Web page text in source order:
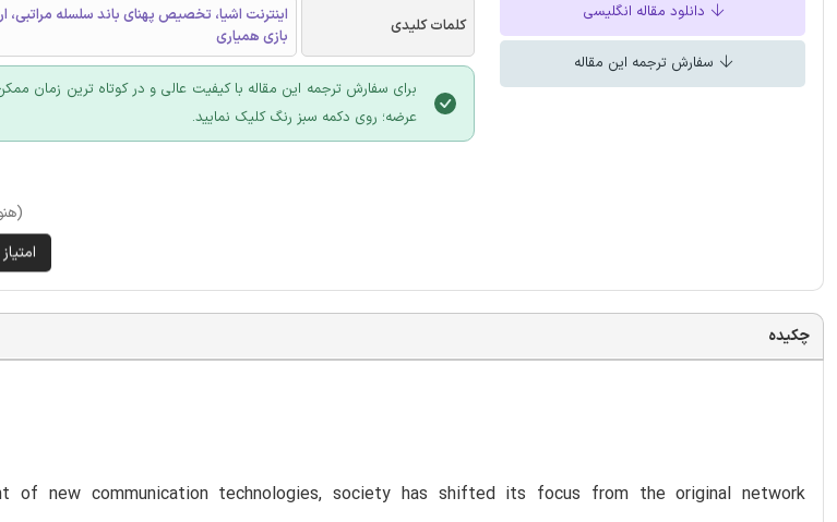
دانلود مقاله انگلیسی
سفارش ترجمه این مقاله
کلمات کلیدی
اینترنت اشیا، تخصیص پهنای باند سلسله
بازی همیاری
برای سفارش ترجمه این مقاله با کیفیت عالی و در کوتاه ترین زمان
عرضه؛ روی دکمه سبز رنگ کلیک نمایید.
چکیده
of new communication technologies, society has shifted its focus from the original network